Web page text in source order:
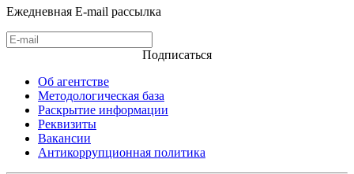
Ежедневная E-mail рассылка
Подписаться
Об агентстве
Методологическая база
Раскрытие информации
Реквизиты
Вакансии
Антикоррупционная политика